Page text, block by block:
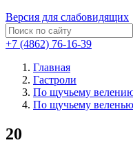
Версия для слабовидящих
+7 (4862) 76-16-39
Главная
Гастроли
По щучьему
По щучьему веленью
20